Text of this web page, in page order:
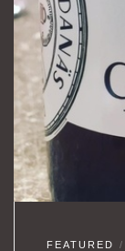
FEATURED